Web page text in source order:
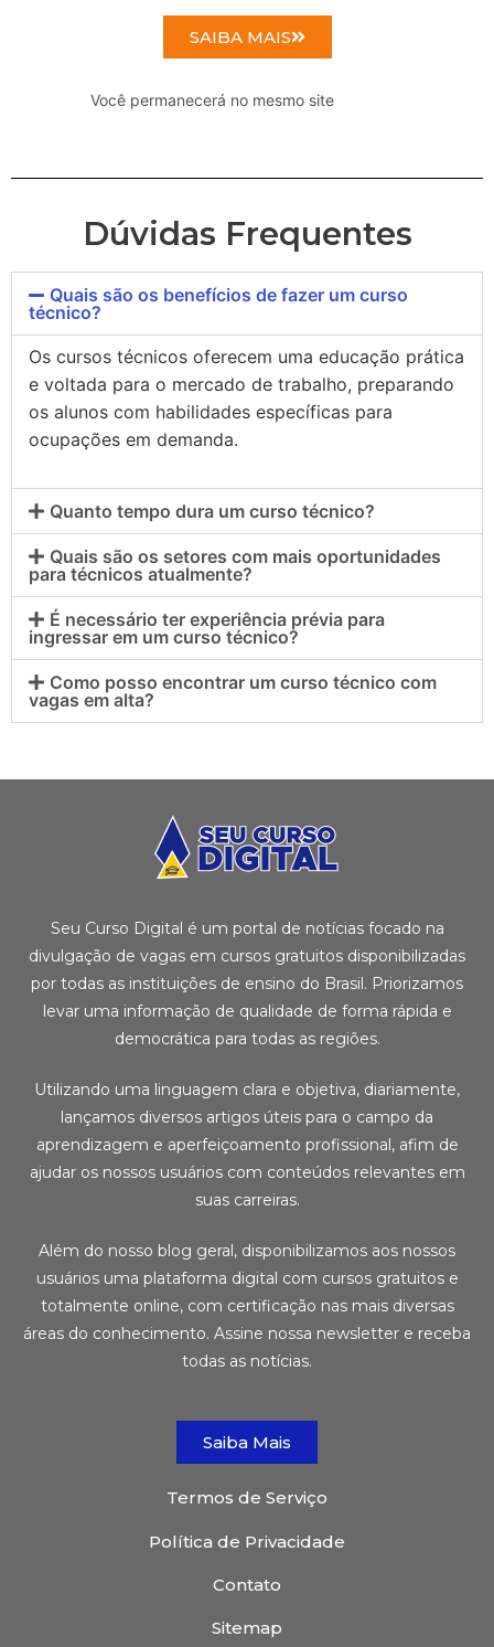
SAIBA MAIS
Você permanecerá no mesmo site
Dúvidas Frequentes
Quais são os benefícios de fazer um curso
técnico?
Os cursos técnicos oferecem uma educação prática
e voltada para o mercado de trabalho, preparando
os alunos com habilidades específicas para
ocupações em demanda.
Quanto tempo dura um curso técnico?
Quais são os setores com mais oportunidades
para técnicos atualmente?
É necessário ter experiência prévia para
ingressar em um curso técnico?
Como posso encontrar um curso técnico com
vagas em alta?
Seu Curso Digital é um portal de notícias focado na
divulgação de vagas em cursos gratuitos disponibilizadas
por todas as instituições de ensino do Brasil. Priorizamos
levar uma informação de qualidade de forma rápida e
democrática para todas as regiões.
Utilizando uma linguagem clara e objetiva, diariamente,
lançamos diversos artigos úteis para o campo da
aprendizagem e aperfeiçoamento profissional, afim de
ajudar os nossos usuários com conteúdos relevantes em
suas carreiras.
Além do nosso blog geral, disponibilizamos aos nossos
usuários uma plataforma digital com cursos gratuitos e
totalmente online, com certificação nas mais diversas
áreas do conhecimento. Assine nossa newsletter e receba
todas as notícias.
Saiba Mais
Termos de Serviço
Política de Privacidade
Contato
Sitemap